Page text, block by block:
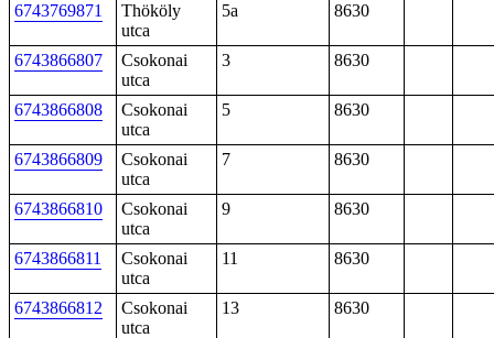
6743769871
Thököly
utca
5a 8630
6743866807
Csokonai
utca
3 8630
6743866808
Csokonai
utca
5 8630
6743866809
Csokonai
utca
7 8630
6743866810
Csokonai
utca
9 8630
6743866811
Csokonai
utca
11 8630
6743866812
Csokonai
utca
13 8630